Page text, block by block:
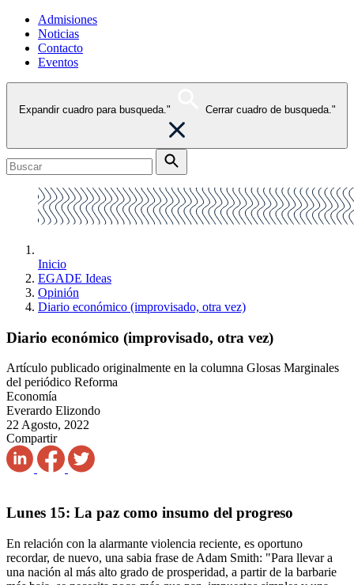
Admisiones
Noticias
Contacto
Eventos
Expandir cuadro para busqueda." Cerrar cuadro de busqueda."
Inicio
EGADE Ideas
Opinión
Diario económico (improvisado, otra vez)
Diario económico (improvisado, otra vez)
Artículo publicado originalmente en la columna Glosas Marginales
del periódico Reforma
Economía
Everardo Elizondo
22 Agosto, 2022
Compartir
Lunes 15: La paz como insumo del progreso
En relación con la alarmante violencia reciente, es oportuno
recordar, de nuevo, una sabia frase de Adam Smith: "Para llevar a
una nación al más alto grado de prosperidad, a partir de la barbarie